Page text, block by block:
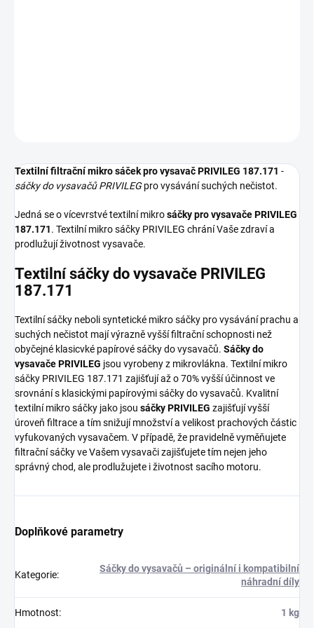
Textilní filtrační mikro sáček pro vysavač PRIVILEG 187.171 -
sáčky do vysavačů PRIVILEGpro vysávání suchých nečistot.
Jedná se o vícevrstvé textilní mikrosáčky pro vysavače PRIVILEG
187.171. Textilní mikro sáčky PRIVILEG chrání Vaše zdraví a
prodlužují životnost vysavače.
Textilní sáčky do vysavače PRIVILEG
187.171
Textilní sáčky neboli syntetické mikro sáčky pro vysávání prachu a
suchých nečistot mají výrazně vyšší filtrační schopnosti než
obyčejné klasicvké papírové sáčky do vysavačů. Sáčky do
vysavače PRIVILEG jsou vyrobeny z mikrovlákna. Textilní mikro
sáčky PRIVILEG 187.171 zajišťují až o 70% vyšší účinnost ve
srovnání s klasickými papírovými sáčky do vysavačů. Kvalitní
textilní mikro sáčky jako jsou sáčky PRIVILEG zajišťují vyšší
úroveň filtrace a tím snižují množství a velikost prachových částic
vyfukovaných vysavačem. V případě, že pravidelně vyměňujete
filtrační sáčky ve Vašem vysavači zajišťujete tím nejen jeho
správný chod, ale prodlužujete i životnost sacího motoru.
Doplňkové parametry
Kategorie:
Sáčky do vysavačů – originální i kompatibilní
náhradní díly
Hmotnost: 1 kg